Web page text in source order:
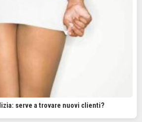
serve a trovare nuovi clienti?